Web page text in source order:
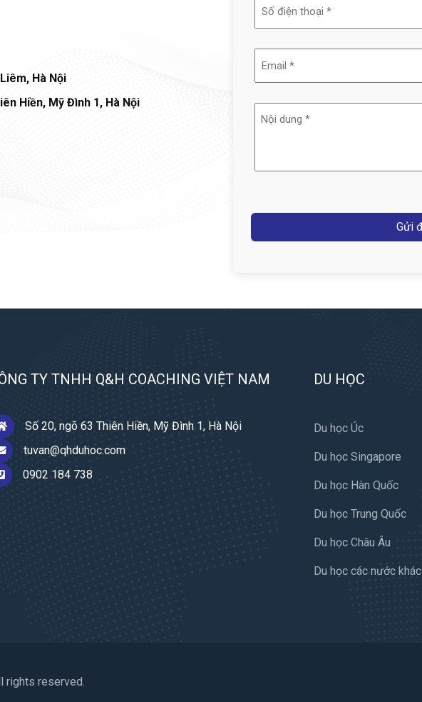
Hà Nội
Hiền, Mỹ Đình 1, Hà Nội
(Required)
(Required)
Nội
TY TNHH Q&H COACHING VIỆT NAM
Số 20, ngõ 63 Thiên Hiền, Mỹ Đình 1, Hà Nội
tuvan@qhduhoc.com
0902 184 738
DU HỌC
Du học Úc
Du học Singapore
Du học Hàn Quốc
Du học Trung Quốc
Du học Châu Âu
Du học các nước khác
rights reserved.